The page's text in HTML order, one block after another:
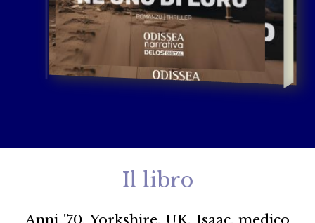
Il libro
Anni '70, Yorkshire, UK. Isaac, medico